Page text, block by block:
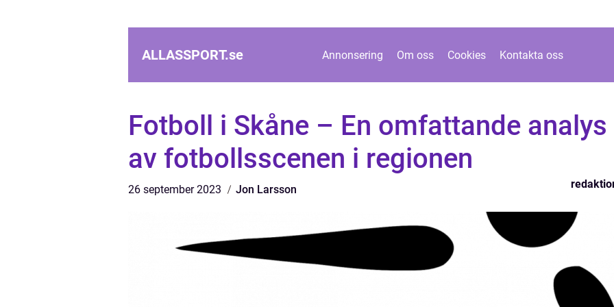
ALLASSPORT.se Annonsering Om oss Cookies Kontakta oss
Fotboll i Skåne – En omfattande analys
av fotbollsscenen i regionen
26 september 2023 Jon Larsson